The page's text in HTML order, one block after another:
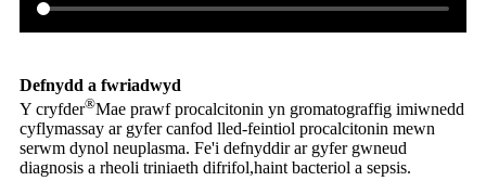
Defnydd a fwriadwyd
Y cryfder®Mae prawf procalcitonin yn gromatograffig imiwnedd
cyflymassay ar gyfer canfod lled-feintiol procalcitonin mewn
serwm dynol neuplasma. Fe'i defnyddir ar gyfer gwneud
diagnosis a rheoli triniaeth difrifol,haint bacteriol a sepsis.